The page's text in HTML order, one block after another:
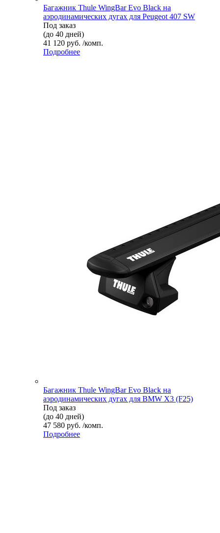
Багажник Thule WingBar Evo Black на
аэродинамических дугах для Peugeot 407 SW
Под заказ
(до 40 дней)
41 120 руб. /комп.
Подробнее
Багажник Thule WingBar Evo Black на
аэродинамических дугах для BMW X3 (F25)
Под заказ
(до 40 дней)
47 580 руб. /комп.
Подробнее